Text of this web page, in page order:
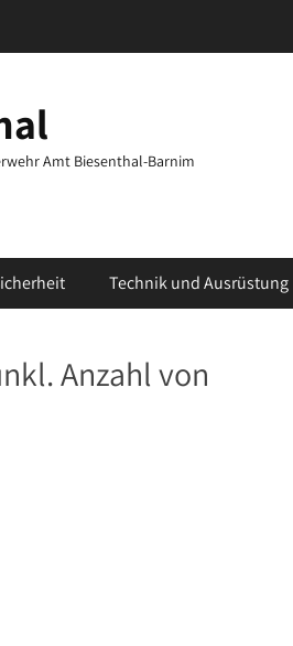
Amt Biesenthal-Barnim
Technik und Ausrüstung
Anzahl von